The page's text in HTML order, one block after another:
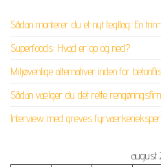
Sådan monterer du et nyt tegltag: En
Superfoods: Hvad er op og ned?
Miljøvenlige alternativer inden for
Sådan vælger du det rette
Interview med greves
august